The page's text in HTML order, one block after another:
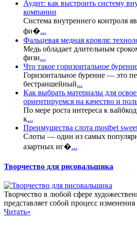
Аудит: как выстроить систему
компании
Система внутреннего контроля
фи�...
Фальцевая медная кровля:
Медь обладает длительным
физи...
Что такое горизонтальное
Горизонтальное бурение — это
бестраншейный...
Как выбрать материалы для
ориентируемся на качество и
По мере роста интереса к
к...
Преимущества слота mostbet
Слоты — один из самых
азартных иг�...
Творчество для рисовальщика
Творчество в любой сфере
представляет собой процесс
Читать»